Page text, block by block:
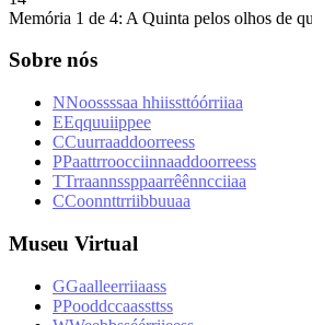
Memória 1 de 4: A Quinta pelos olhos de
Sobre nós
NNoossssaa hhiissttóórriiaa
EEqquuiippee
CCuurraaddoorreess
PPaattrroocciinnaaddoorreess
TTrraannssppaarrêênncciiaa
CCoonnttrriibbuuaa
Museu Virtual
GGaalleerriiaass
PPooddccaassttss